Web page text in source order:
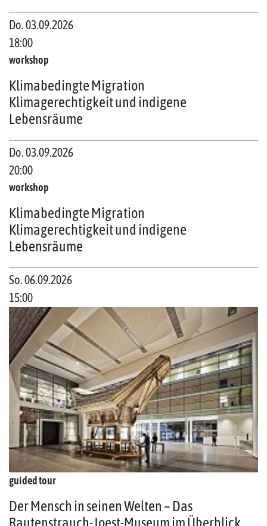
Do. 03.09.2026
18:00
workshop
Klimabedingte Migration
Klimagerechtigkeit und indigene
Lebensräume
Do. 03.09.2026
20:00
workshop
Klimabedingte Migration
Klimagerechtigkeit und indigene
Lebensräume
So. 06.09.2026
15:00
guided tour
Der Mensch in seinen Welten – Das
Rautenstrauch-Joest-Museum im Überblick